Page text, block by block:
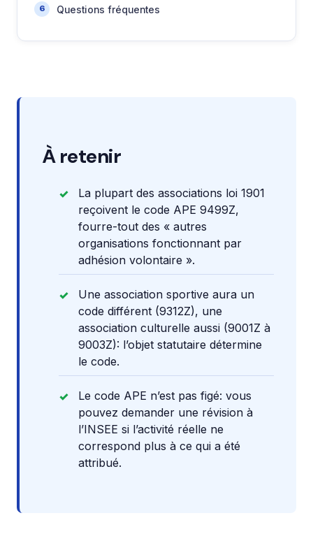
Questions fréquentes
À retenir
La plupart des associations loi 1901
reçoivent le code APE 9499Z,
fourre-tout des « autres
organisations fonctionnant par
adhésion volontaire ».
Une association sportive aura un
code différent (9312Z), une
association culturelle aussi (9001Z à
9003Z): l’objet statutaire détermine
le code.
Le code APE n’est pas figé: vous
pouvez demander une révision à
l’INSEE si l’activité réelle ne
correspond plus à ce qui a été
attribué.